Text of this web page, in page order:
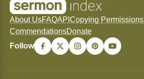
About UsFAQAPI Copying Permissions
CommendationsDonate
Follow